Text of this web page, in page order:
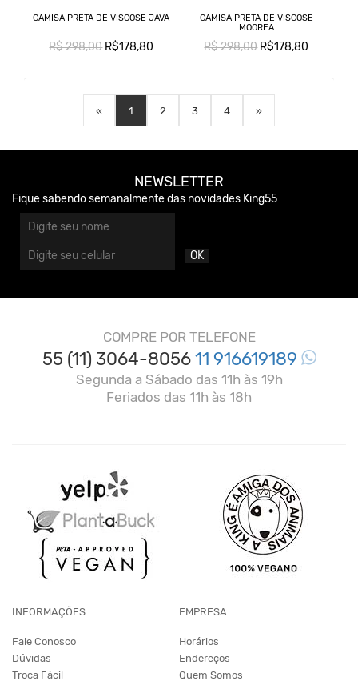
CAMISA PRETA DE VISCOSE JAVA
R$ 298,00R$178,80
CAMISA PRETA DE VISCOSE
MOOREA
R$ 298,00R$178,80
« 1 2 3 4 »
NEWSLETTER
Fique sabendo semanalmente das novidades King55
OK
COMPRE POR TELEFONE
55 (11) 3064-805611 916619189
Segunda a Sábado das 11h às 19h
Feriados das 11h às 18h
INFORMAÇÕES
Fale Conosco
Dúvidas
Troca Fácil
EMPRESA
Horários
Endereços
Quem Somos